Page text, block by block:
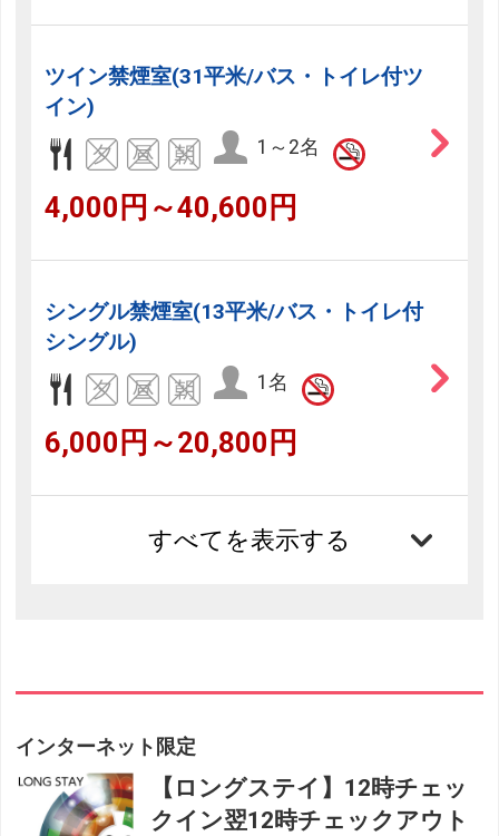
ツイン禁煙室(31平米/バス・トイレ付ツ
イン)
1～2名
4,000円～40,600円
シングル禁煙室(13平米/バス・トイレ付
シングル)
1名
6,000円～20,800円
すべてを表示する
インターネット限定
【ロングステイ】12時チェッ
クイン翌12時チェックアウト